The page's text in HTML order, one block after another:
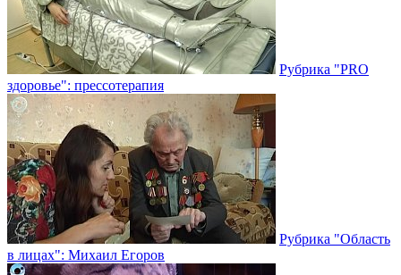
Рубрика "PRO
здоровье": прессотерапия
Рубрика "Область
в лицах": Михаил Егоров